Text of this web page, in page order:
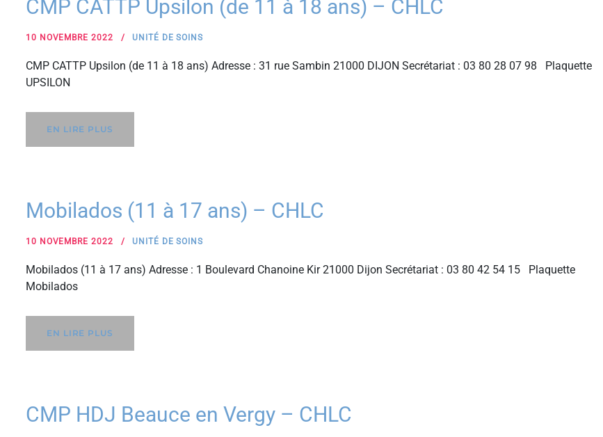
CMP CATTP Upsilon (de 11 à 18 ans) – CHLC
10 NOVEMBRE 2022 UNITÉ DE SOINS
CMP CATTP Upsilon (de 11 à 18 ans) Adresse : 31 rue Sambin 21000 DIJON Secrétariat : 03 80 28 07 98 Plaquette
UPSILON
EN LIRE PLUS
Mobilados (11 à 17 ans) – CHLC
10 NOVEMBRE 2022 UNITÉ DE SOINS
Mobilados (11 à 17 ans) Adresse : 1 Boulevard Chanoine Kir 21000 Dijon Secrétariat : 03 80 42 54 15 Plaquette
Mobilados
EN LIRE PLUS
CMP HDJ Beauce en Vergy – CHLC